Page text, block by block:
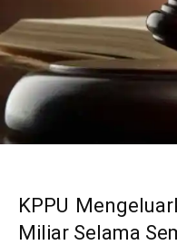
KPPU
Miliar Selama